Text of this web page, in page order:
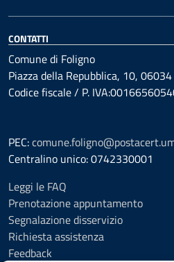
CONTATTI
Comune di Foligno
Piazza della Repubblica, 10, 06034
Codice fiscale / P.
PEC:
Centralino unico: 0742330001
Leggi le FAQ
Prenotazione appuntamento
Segnalazione disservizio
Richiesta assistenza
Feedback